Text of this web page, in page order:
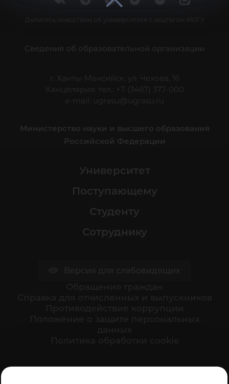
Делитесь новостями об университете с хештегом #ЮГУ
Сведения об образовательной организации
г. Ханты-Мансийск, ул. Чехова, 16
Канцелярия: тел.: +7 (3467) 377-000
e-mail: ugrasu@ugrasu.ru
Министерство науки и высшего образования
Российской Федерации
Университет
Поступающему
Студенту
Сотруднику